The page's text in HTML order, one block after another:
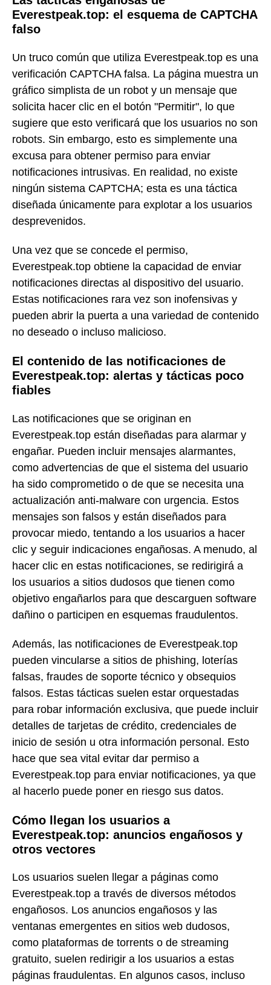
Everestpeak.top: el esquema de CAPTCHA
falso
Un truco común que utiliza Everestpeak.top es una
verificación CAPTCHA falsa. La página muestra un
gráfico simplista de un robot y un mensaje que
solicita hacer clic en el botón "Permitir", lo que
sugiere que esto verificará que los usuarios no son
robots. Sin embargo, esto es simplemente una
excusa para obtener permiso para enviar
notificaciones intrusivas. En realidad, no existe
ningún sistema CAPTCHA; esta es una táctica
diseñada únicamente para explotar a los usuarios
desprevenidos.
Una vez que se concede el permiso,
Everestpeak.top obtiene la capacidad de enviar
notificaciones directas al dispositivo del usuario.
Estas notificaciones rara vez son inofensivas y
pueden abrir la puerta a una variedad de contenido
no deseado o incluso malicioso.
El contenido de las notificaciones de
Everestpeak.top: alertas y tácticas poco
fiables
Las notificaciones que se originan en
Everestpeak.top están diseñadas para alarmar y
engañar. Pueden incluir mensajes alarmantes,
como advertencias de que el sistema del usuario
ha sido comprometido o de que se necesita una
actualización anti-malware con urgencia. Estos
mensajes son falsos y están diseñados para
provocar miedo, tentando a los usuarios a hacer
clic y seguir indicaciones engañosas. A menudo, al
hacer clic en estas notificaciones, se redirigirá a
los usuarios a sitios dudosos que tienen como
objetivo engañarlos para que descarguen software
dañino o participen en esquemas fraudulentos.
Además, las notificaciones de Everestpeak.top
pueden vincularse a sitios de phishing, loterías
falsas, fraudes de soporte técnico y obsequios
falsos. Estas tácticas suelen estar orquestadas
para robar información exclusiva, que puede incluir
detalles de tarjetas de crédito, credenciales de
inicio de sesión u otra información personal. Esto
hace que sea vital evitar dar permiso a
Everestpeak.top para enviar notificaciones, ya que
al hacerlo puede poner en riesgo sus datos.
Cómo llegan los usuarios a
Everestpeak.top: anuncios engañosos y
otros vectores
Los usuarios suelen llegar a páginas como
Everestpeak.top a través de diversos métodos
engañosos. Los anuncios engañosos y las
ventanas emergentes en sitios web dudosos,
como plataformas de torrents o de streaming
gratuito, suelen redirigir a los usuarios a estas
páginas fraudulentas. En algunos casos, incluso